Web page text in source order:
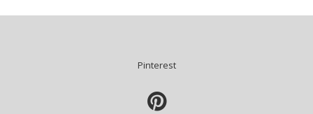
Pinterest
